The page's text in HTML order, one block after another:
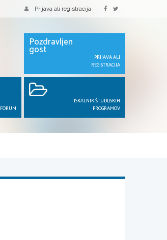
Prijava ali registracija
Pozdravljen
gost
PRIJAVA ALI
REGISTRACIJA
FORUM
ISKALNIK ŠTUDIJSKIH
PROGRAMOV